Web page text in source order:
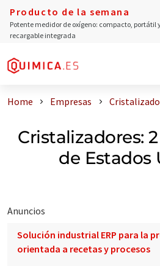
Producto de la semana
Potente medidor de oxígeno: compacto, portátil
recargable integrada
Home Empresas
Cristalizadores:
de Estados
Anuncios
Solución industrial ERP para la
orientada a recetas y procesos